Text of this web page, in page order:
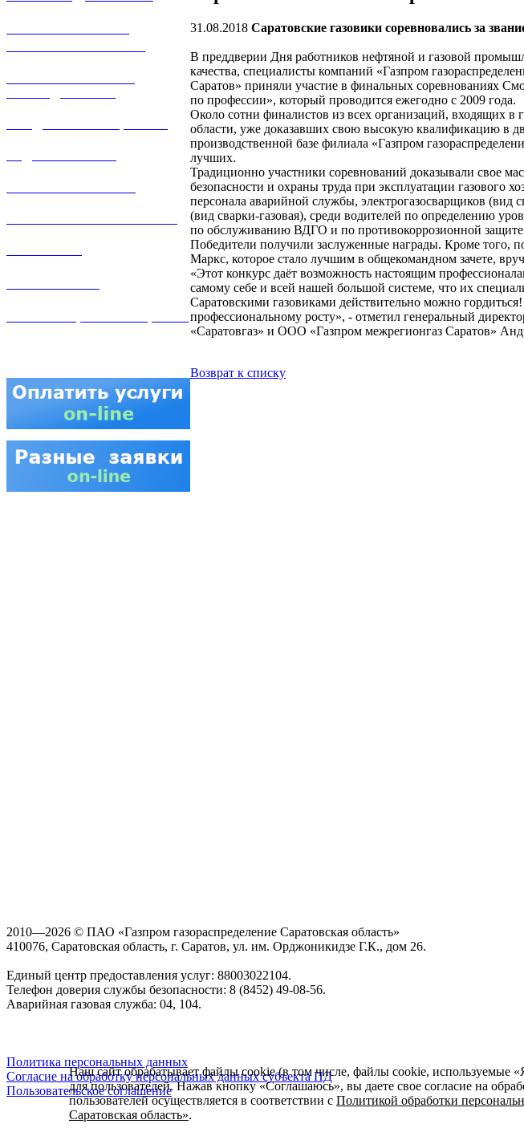
31.08.2018 Саратовские газовики соревновались за
В преддверии Дня работников нефтяной и газовой
качества, специалисты компаний «Газпром
Саратов» приняли участие в финальных соревнованиях
по профессии», который проводится ежегодно с 2009 года.
Около сотни финалистов из всех организаций, входящих
области, уже доказавших свою высокую квалификацию в
производственной базе филиала «Газпром
лучших.
Традиционно участники соревнований доказывали свое
безопасности и охраны труда при эксплуатации
персонала аварийной службы, электрогазосварщиков (вид
(вид сварки-газовая), среди водителей по определению
по обслуживанию ВДГО и по противокоррозионной
Победители получили заслуженные награды. Кроме того,
Маркс, которое стало лучшим в общекомандном зачете,
«Этот конкурс даёт возможность настоящим
самому себе и всей нашей большой системе, что их
Саратовскими газовиками действительно можно
профессиональному росту», - отметил генеральный
«Саратовгаз» и ООО «Газпром межрегионгаз Саратов»
Возврат к списку
2010—2026 © ПАО «Газпром газораспределение Саратовская область»
410076, Саратовская область, г. Саратов, ул. им. Орджоникидзе Г.К., дом 26.
Единый центр предоставления услуг: 88003022104.
Телефон доверия службы безопасности: 8 (8452) 49-08-56.
Аварийная газовая служба: 04, 104.
Политика персональных данных
Согласие на обработку персональных данных субъекта ПД
Пользовательское соглашение
Наш сайт обрабатывает файлы cookie (в том числе, файлы cookie, используемые
для пользователей. Нажав кнопку «Соглашаюсь», вы даете свое согласие на
пользователей осуществляется в соответствии с Политикой обработки
Саратовская область».